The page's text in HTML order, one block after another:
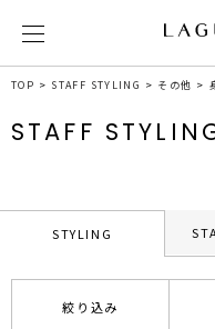
TOP STAFF STYLING その他
STAFF
STYLING
絞り込み